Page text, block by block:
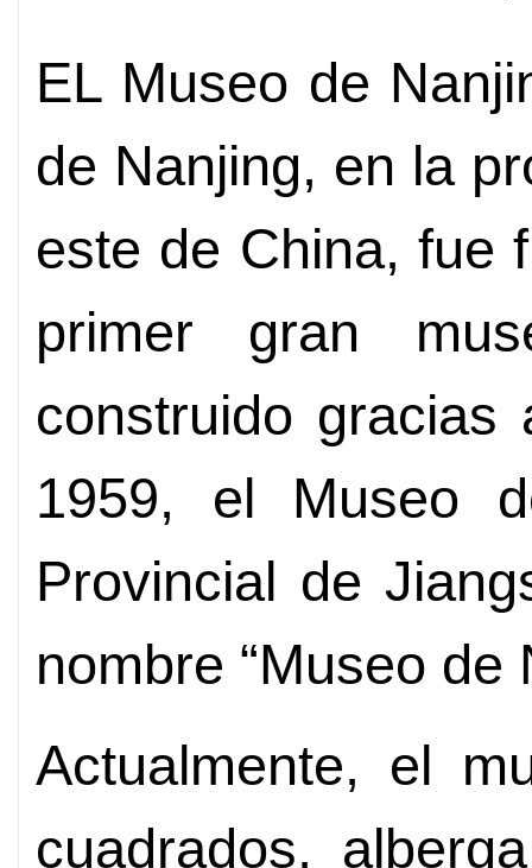
EL Museo de
de Nanjing, en la
este de China, fue
primer gran
construido gracias
1959, el Museo
Provincial de
nombre “Museo de
Actualmente, el
cuadrados,